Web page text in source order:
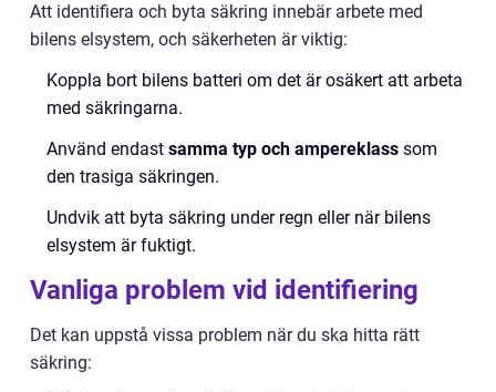
Att identifiera och byta säkring innebär arbete med
bilens elsystem, och säkerheten är viktig:
Koppla bort bilens batteri om det är osäkert att arbeta
med säkringarna.
Använd endast samma typ och ampereklass som
den trasiga säkringen.
Undvik att byta säkring under regn eller när bilens
elsystem är fuktigt.
Vanliga problem vid identifiering
Det kan uppstå vissa problem när du ska hitta rätt
säkring: